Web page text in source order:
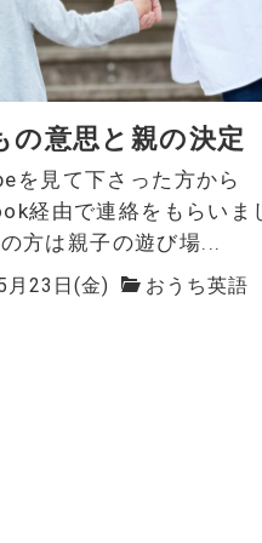
の意思と親の決定
を見て下さった方から
経由で連絡をもらいま
方は親子の遊び場...
月23日(金)
おうち英語